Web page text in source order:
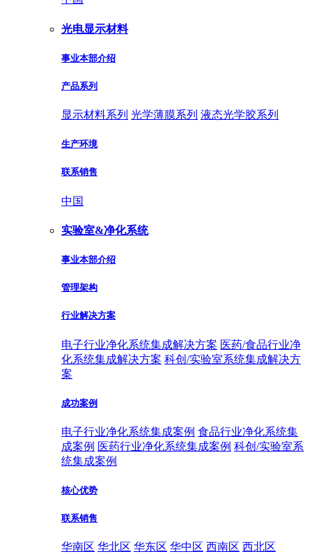
光电显示材料
事业本部介绍
产品系列
显示材料系列 光学薄膜系列 液态光学胶系列
生产环境
联系销售
中国
实验室&净化系统
事业本部介绍
管理架构
行业解决方案
电子行业净化系统集成解决方案 医药/食品行业净
化系统集成解决方案 科创/实验室系统集成解决方
案
成功案例
电子行业净化系统集成案例 食品行业净化系统集
成案例 医药行业净化系统集成案例 科创/实验室系
统集成案例
核心优势
联系销售
华南区 华北区 华东区 华中区 西南区 西北区